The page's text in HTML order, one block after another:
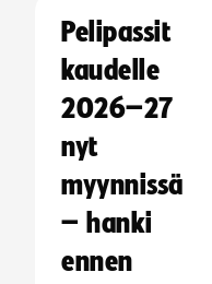
Pelipassit
kaudelle
2026–27
nyt
myynnissä
– hanki
ennen